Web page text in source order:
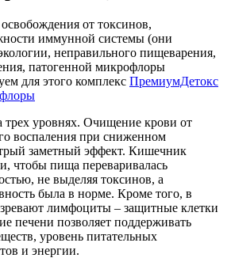
от токсинов,
иммунной системы (они
неправильного пищеварения,
патогенной микрофлоры
для этого комплекс ПремиумДетокс
трех уровнях. Очищение крови от
воспаления при сниженном
заметный эффект. Кишечник
чтобы пища переваривалась
не выделяя токсинов, а
была в норме. Кроме того, в
лимфоциты – защитные клетки
печени позволяет поддерживать
уровень питательных
и энергии.